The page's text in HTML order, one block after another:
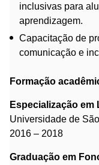
inclusivas para
aprendizagem.
Capacitação de
comunicação e
Formação
Especialização em
Universidade de
2016 – 2018
Graduação em